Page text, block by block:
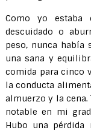
Como yo estaba
descuidado o
peso, nunca había
una sana y
comida para cinco
la conducta
almuerzo y la cena.
notable en mi
Hubo una